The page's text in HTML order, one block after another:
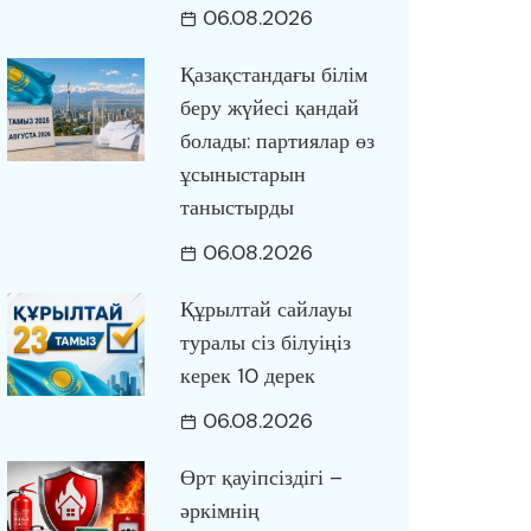
06.08.2026
Қазақстандағы білім
беру жүйесі қандай
болады: партиялар өз
ұсыныстарын
таныстырды
06.08.2026
Құрылтай сайлауы
туралы сіз білуіңіз
керек 10 дерек
06.08.2026
Өрт қауіпсіздігі –
әркімнің